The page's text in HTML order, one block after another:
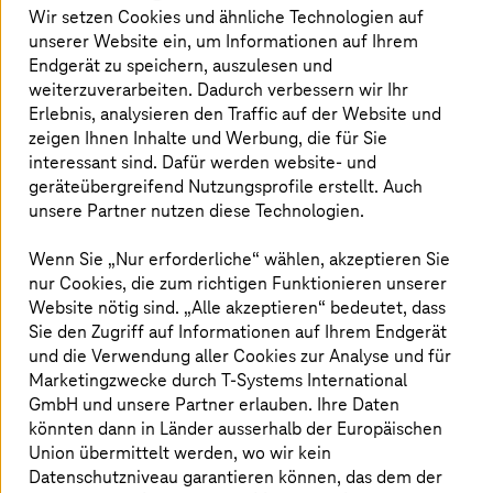
T-Systemswird Mitglied der eSync
Alliance
Als IT-Dienstleister für die Automobilindustrie
istT-Systemsder jüngste Neuzugang der eSync
Alliance. Mit über 10 Jahren Erfahrung und
weltweit istT-Systemsein europäischer
Marktführer für vernetzte Fahrzeugdienste.
T-Systemsbietet Automobilherstellern und -
zulieferern eine breite Palette digitaler
Produkte an, darunter Over-the-Air-Plattform-
und Integrationsdienste, die Hypercube-Suite
mit Fahrzeugsoftware, Service- und
Plattformlösungen sowie lebenslange
Wir setzen Cookies und ähnliche Technologien auf
unserer Website ein, um Informationen auf Ihrem
Endgerät zu speichern, auszulesen und
weiterzuverarbeiten. Dadurch verbessern wir Ihr
Erlebnis, analysieren den Traffic auf der Website und
zeigen Ihnen Inhalte und Werbung, die für Sie
interessant sind. Dafür werden website- und
geräteübergreifend Nutzungsprofile erstellt. Auch
unsere Partner nutzen diese Technologien.
Wenn Sie „Nur erforderliche“ wählen, akzeptieren Sie
nur Cookies, die zum richtigen Funktionieren unserer
Website nötig sind. „Alle akzeptieren“ bedeutet, dass
Sie den Zugriff auf Informationen auf Ihrem Endgerät
und die Verwendung aller Cookies zur Analyse und für
Marketingzwecke durchT-Systems International
GmbH und unsere Partner erlauben. Ihre Daten
könnten dann in Länder ausserhalb der Europäischen
Union übermittelt werden, wo wir kein
Datenschutzniveau garantieren können, das dem der